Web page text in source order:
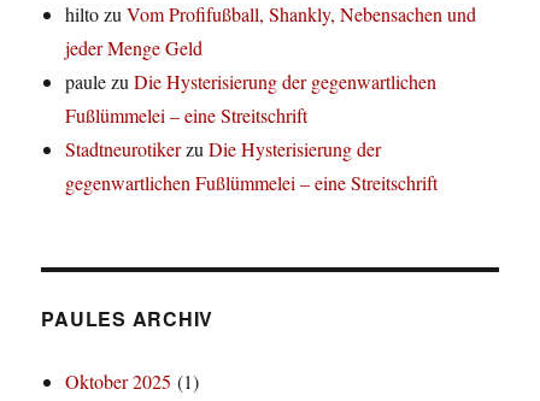
hiltozuVom Profifußball, Shankly, Nebensachen und
jeder Menge Geld
paulezuDie Hysterisierung der gegenwartlichen
Fußlümmelei – eine Streitschrift
StadtneurotikerzuDie Hysterisierung der
gegenwartlichen Fußlümmelei – eine Streitschrift
PAULES ARCHIV
Oktober 2025 (1)